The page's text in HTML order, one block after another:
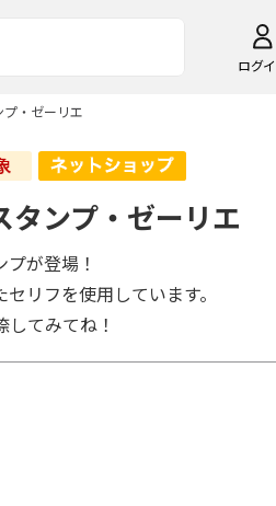
ログ
・ゼーリエ
ンプ・ゼーリエ
が登場！
リフを使用しています。
てみてね！